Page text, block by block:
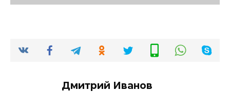
Дмитрий Иванов